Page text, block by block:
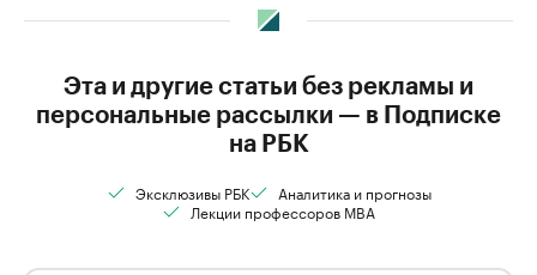
Эта и другие статьи без рекламы и
персональные рассылки — в Подписке
на РБК
Эксклюзивы РБК
Аналитика и прогнозы
Лекции профессоров MBA